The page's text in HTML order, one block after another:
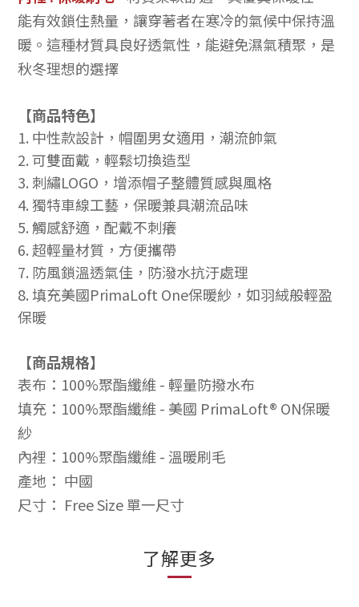
能有效鎖住熱量，讓穿著者在寒冷的氣候中保持溫
暖。這種材質具良好透氣性，能避免濕氣積聚，是
秋冬理想的選擇
【商品特色】
1. 中性款設計， 帽圍男女適用，潮流帥氣
2. 可雙面戴，輕鬆切換造型
3. 刺繡LOGO ，增添帽子整體質感與風格
4. 獨特車線工藝，保暖兼具潮流品味
5. 觸感舒適，配戴不刺癢
6. 超輕量材質，方便攜帶
7. 防風鎖溫透氣佳，防潑水抗汙處理
8. 填充美國PrimaLoft One保暖紗，如羽絨般輕盈
保暖
【商品規格】
表布：100%聚酯纖維 - 輕量防撥水布
填充 ： 100%聚酯纖維 - 美國 PrimaLoft® ON保暖
紗
內裡： 100%聚酯纖維 - 溫暖刷毛
產地 ： 中國
尺寸： Free Size 單一尺寸
了解更多